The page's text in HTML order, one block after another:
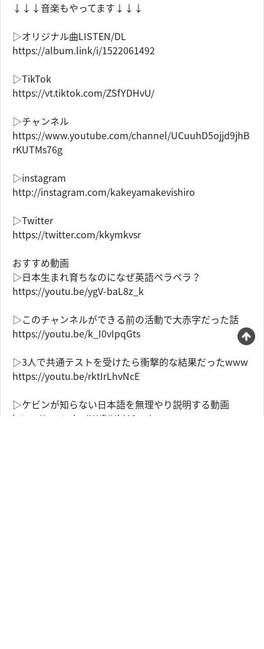
↓↓↓音楽もやってます↓↓↓
▷オリジナル曲LISTEN/DL
https://album.link/i/1522061492
▷TikTok
https://vt.tiktok.com/ZSfYDHvU/
▷チャンネル
https://www.youtube.com/channel/UCuuhD5ojjd9jhB
rKUTMs76g
▷instagram
http://instagram.com/kakeyamakevishiro
▷Twitter
https://twitter.com/kkymkvsr
おすすめ動画
▷日本生まれ育ちなのになぜ英語ペラペラ？
https://youtu.be/ygV-baL8z_k
▷このチャンネルができる前の活動で大赤字だった話
https://youtu.be/k_I0vIpqGts
▷3人で共通テストを受けたら衝撃的な結果だったwww
https://youtu.be/rktIrLhvNcE
▷ケビンが知らない日本語を無理やり説明する動画
https://youtu.be/AWfYHkMC_g4